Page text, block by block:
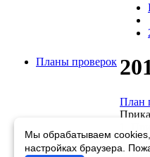
Планы проверок
План
2.
3.
Мы обрабатываем cookies,
настройках браузера.